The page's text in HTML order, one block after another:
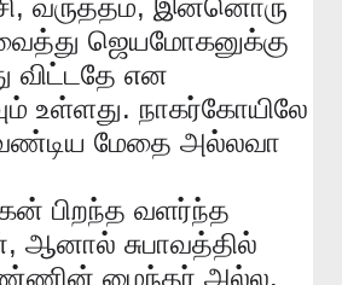
, வருத்தம், இன்னொரு
ஜெயமோகனுக்கு
விட்டதே என
உள்ளது. நாகர்கோயிலே
மேதை அல்லவா
பிறந்த வளர்ந்த
, ஆனால் சுபாவத்தில்
மைந்தர் அல்ல.